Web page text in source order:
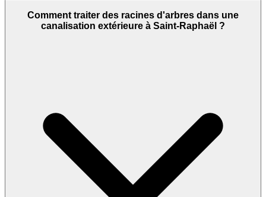
Comment traiter des racines d'arbres dans une
canalisation extérieure à Saint-Raphaël ?